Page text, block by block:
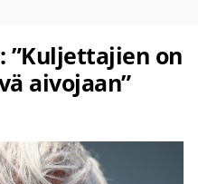
”Kuljettajien on
aivojaan”